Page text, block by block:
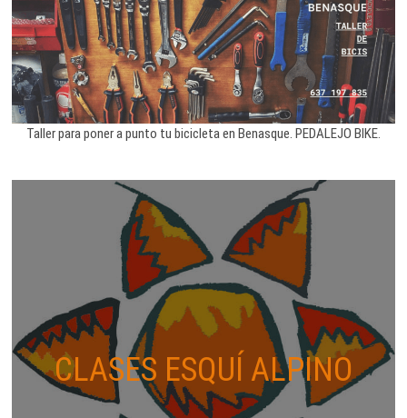
Taller para poner a punto tu bicicleta en Benasque. PEDALEJO BIKE.
CLASES ESQUÍ ALPINO